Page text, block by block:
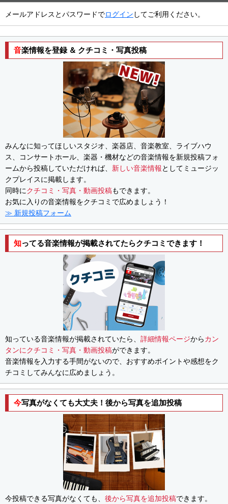
メールアドレスとパスワードでログイン してご利用ください。
音楽情報を登録 ＆ クチコミ・写真投稿
みんなに知ってほしいスタジオ、楽器店、音楽教室、ライブハウ
ス、コンサートホール、楽器・機材などの音楽情報を新規投稿フォ
ームから投稿していただければ、 新しい音楽情報としてミュージッ
クプレイスに掲載します。
同時にクチコミ・写真・動画投稿もできます。
お気に入りの音楽情報をクチコミで広めましょう！
≫ 新規投稿フォーム
知ってる音楽情報が掲載されてたらクチコミできます！
知っている音楽情報が掲載されていたら、 詳細情報ページからカン
タンにクチコミ・写真・動画投稿ができます。
音楽情報を入力する手間がないので、おすすめポイントや感想をク
チコミしてみんなに広めましょう。
今写真がなくても大丈夫！後から写真を追加投稿
今投稿できる写真がなくても、 後から写真を追加投稿できます。